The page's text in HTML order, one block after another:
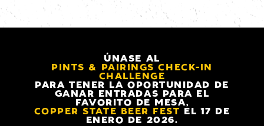
ÚNASE AL
PINTS & PAIRINGS CHECK-IN
CHALLENGE
PARA TENER LA OPORTUNIDAD DE
GANAR ENTRADAS PARA EL
FAVORITO DE MESA,
COPPER STATE BEER FEST EL 17 DE
ENERO DE 2026.